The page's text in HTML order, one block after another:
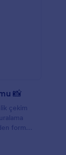
📸
çekim
form